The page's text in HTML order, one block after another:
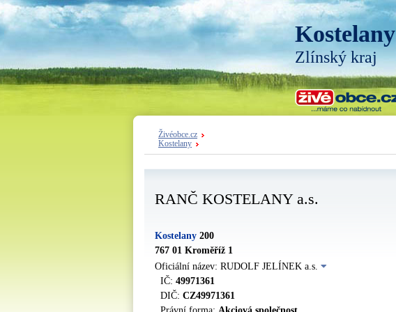
Kostelany
Zlínský kraj
Živéobce.cz
Kostelany
RANČ KOSTELANY a.s.
Kostelany 200
767 01 Kroměříž 1
Oficiální název: RUDOLF JELÍNEK a.s.
IČ: 49971361
DIČ: CZ49971361